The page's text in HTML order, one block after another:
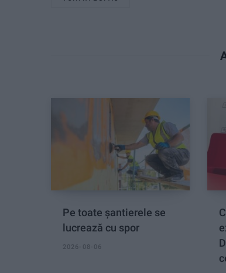
Pe toate șantierele se
lucrează cu spor
2026-08-06